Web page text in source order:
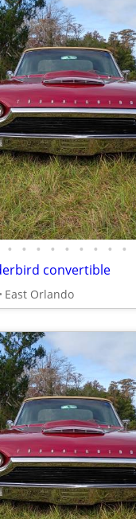
• • • • • • • • •
convertible
East Orlando